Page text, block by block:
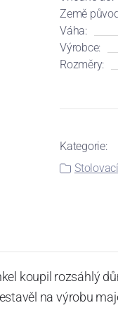
Země
Váha:
Výrobce:
Rozměry:
Kategorie:
koupil rozsáhlý
na výrobu